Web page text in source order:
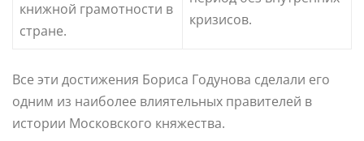
книжной грамотности в
стране.
кризисов.
Все эти достижения Бориса Годунова сделали его
одним из наиболее влиятельных правителей в
истории Московского княжества.